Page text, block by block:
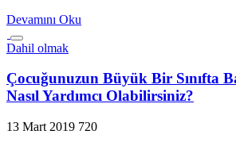
Devamını Oku
Dahil olmak
Çocuğunuzun Büyük Bir Sınıfta
Nasıl Yardımcı Olabilirsiniz?
13 Mart 2019 720